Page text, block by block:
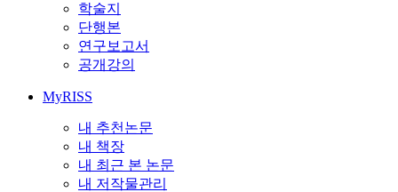
학술지
단행본
연구보고서
공개강의
MyRISS
내 추천논문
내 책장
내 최근 본 논문
내 저작물관리